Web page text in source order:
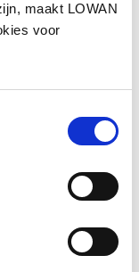
maakt LOWAN
voor